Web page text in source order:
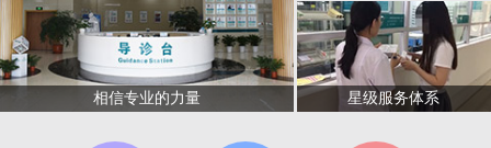
相信专业的力量 星级服务体系